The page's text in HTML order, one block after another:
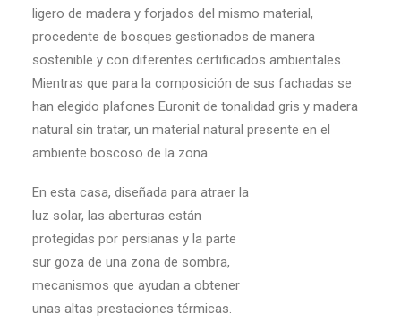
ligero de madera y forjados del mismo material,
procedente de bosques gestionados de manera
sostenible y con diferentes certificados ambientales.
Mientras que para la composición de sus fachadas se
han elegido plafones Euronit de tonalidad gris y madera
natural sin tratar, un material natural presente en el
ambiente boscoso de la zona
En esta casa, diseñada para atraer la
luz solar, las aberturas están
protegidas por persianas y la parte
sur goza de una zona de sombra,
mecanismos que ayudan a obtener
unas altas prestaciones térmicas.